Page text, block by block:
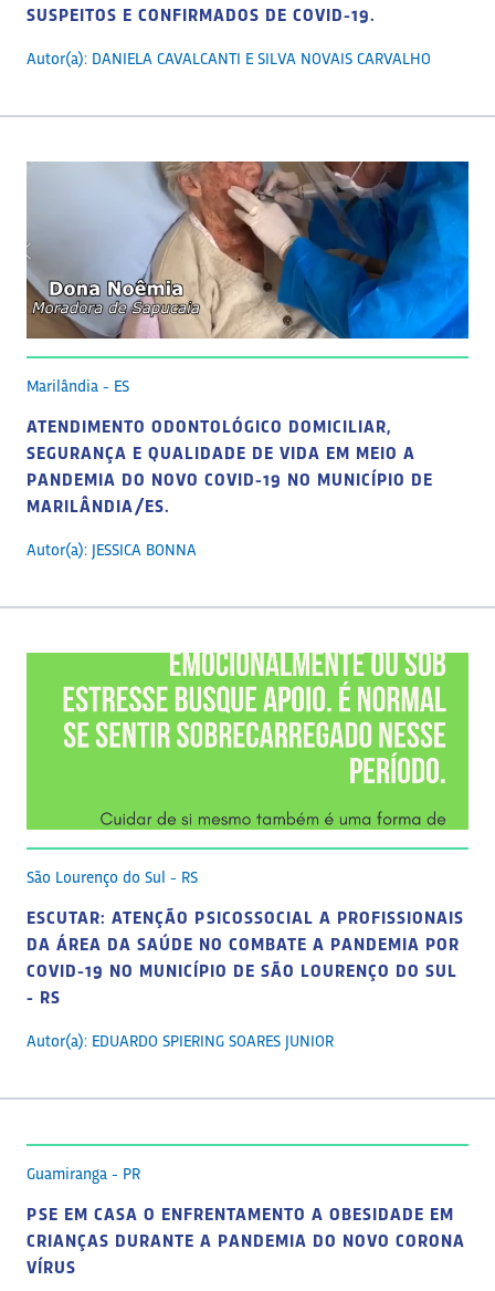
SUSPEITOS E CONFIRMADOS DE COVID-19.
Autor(a): DANIELA CAVALCANTI E SILVA NOVAIS CARVALHO
Marilândia - ES
ATENDIMENTO ODONTOLÓGICO DOMICILIAR,
SEGURANÇA E QUALIDADE DE VIDA EM MEIO A
PANDEMIA DO NOVO COVID-19 NO MUNICÍPIO DE
MARILÂNDIA/ES.
Autor(a): JESSICA BONNA
São Lourenço do Sul - RS
ESCUTAR: ATENÇÃO PSICOSSOCIAL A PROFISSIONAIS
DA ÁREA DA SAÚDE NO COMBATE A PANDEMIA POR
COVID-19 NO MUNICÍPIO DE SÃO LOURENÇO DO SUL
- RS
Autor(a): EDUARDO SPIERING SOARES JUNIOR
Guamiranga - PR
PSE EM CASA O ENFRENTAMENTO A OBESIDADE EM
CRIANÇAS DURANTE A PANDEMIA DO NOVO CORONA
VÍRUS